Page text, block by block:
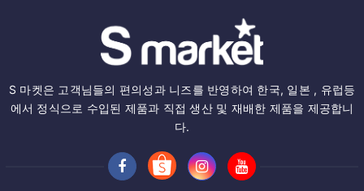
S 마켓은 고객님들의 편의성과 니즈를 반영하여 한국, 일본 , 유럽등
에서 정식으로 수입된 제품과 직접 생산 및 재배한 제품을 제공합니
다.